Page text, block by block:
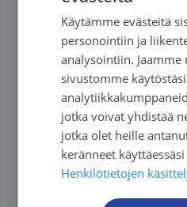
Käytämme evästeitä
personointiin ja
analysointiin.
sivustomme
jotka voivat yhdistää
jotka olet heille
keränneet
Henkilötietojen